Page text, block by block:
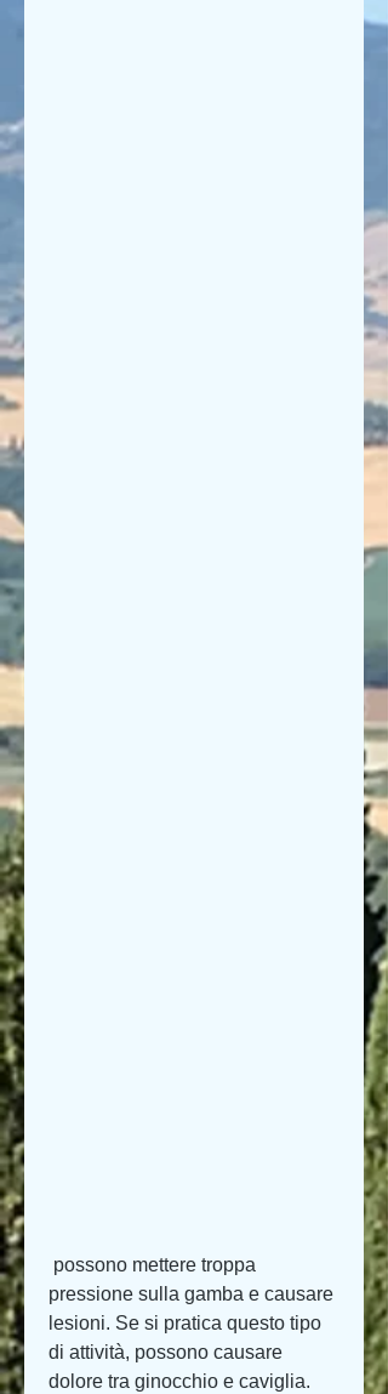
pressione sulla gamba e causare
lesioni. Se si pratica questo tipo
di attività, possono causare
dolore tra ginocchio e caviglia.